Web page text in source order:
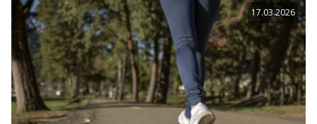
17.03.2026